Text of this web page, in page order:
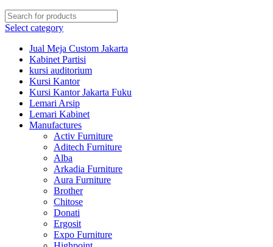
Select category
Jual Meja Custom Jakarta
Kabinet Partisi
kursi auditorium
Kursi Kantor
Kursi Kantor Jakarta Fuku
Lemari Arsip
Lemari Kabinet
Manufactures
Activ Furniture
Aditech Furniture
Alba
Arkadia Furniture
Aura Furniture
Brother
Chitose
Donati
Ergosit
Expo Furniture